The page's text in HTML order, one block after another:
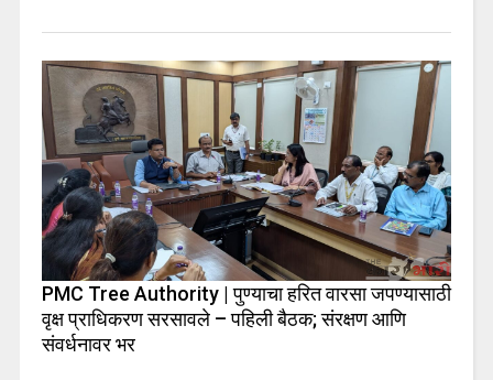
PMC Tree Authority | पुण्याचा हरित वारसा जपण्यासाठी
वृक्ष प्राधिकरण सरसावले – पहिली बैठक; संरक्षण आणि
संवर्धनावर भर